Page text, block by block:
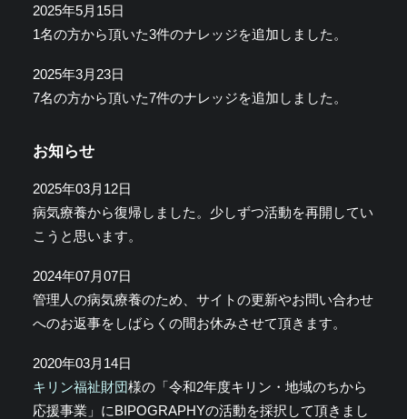
2025年5月15日
1名の方から頂いた3件のナレッジを追加しました。
2025年3月23日
7名の方から頂いた7件のナレッジを追加しました。
お知らせ
2025年03月12日
病気療養から復帰しました。少しずつ活動を再開してい
こうと思います。
2024年07月07日
管理人の病気療養のため、サイトの更新やお問い合わせ
へのお返事をしばらくの間お休みさせて頂きます。
2020年03月14日
キリン福祉財団様の「令和2年度キリン・地域のちから
応援事業」にBIPOGRAPHYの活動を採択して頂きまし